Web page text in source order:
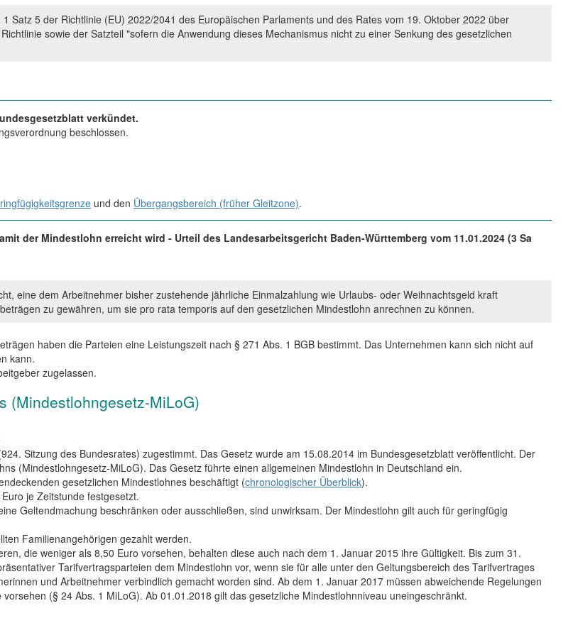
Satz 5 der Richtlinie (EU) 2022/2041 des Europäischen Parlaments und des Rates vom 19. Oktober 2022 über
sowie der Satzteil "sofern die Anwendung dieses Mechanismus nicht zu einer Senkung des gesetzlichen
verkündet.
beschlossen.
und den Übergangsbereich (früher Gleitzone).
der Mindestlohn erreicht wird - Urteil des Landesarbeitsgericht Baden-Württemberg vom 11.01.2024 (3 Sa
eine dem Arbeitnehmer bisher zustehende jährliche Einmalzahlung wie Urlaubs- oder Weihnachtsgeld kraft
zu gewähren, um sie pro rata temporis auf den gesetzlichen Mindestlohn anrechnen zu können.
haben die Parteien eine Leistungszeit nach § 271 Abs. 1 BGB bestimmt. Das Unternehmen kann sich nicht auf
kann.
zugelassen.
(Mindestlohngesetz-MiLoG)
Sitzung des Bundesrates) zugestimmt. Das Gesetz wurde am 15.08.2014 im Bundesgesetzblatt veröffentlicht. Der
(Mindestlohngesetz-MiLoG). Das Gesetz führte einen allgemeinen Mindestlohn in Deutschland ein.
gesetzlichen Mindestlohnes beschäftigt (chronologischer Überblick).
je Zeitstunde festgesetzt.
Geltendmachung beschränken oder ausschließen, sind unwirksam. Der Mindestlohn gilt auch für geringfügig
Familienangehörigen gezahlt werden.
die weniger als 8,50 Euro vorsehen, behalten diese auch nach dem 1. Januar 2015 ihre Gültigkeit. Bis zum 31.
Tarifvertragsparteien dem Mindestlohn vor, wenn sie für alle unter den Geltungsbereich des Tarifvertrages
und Arbeitnehmer verbindlich gemacht worden sind. Ab dem 1. Januar 2017 müssen abweichende Regelungen
(§ 24 Abs. 1 MiLoG). Ab 01.01.2018 gilt das gesetzliche Mindestlohnniveau uneingeschränkt.